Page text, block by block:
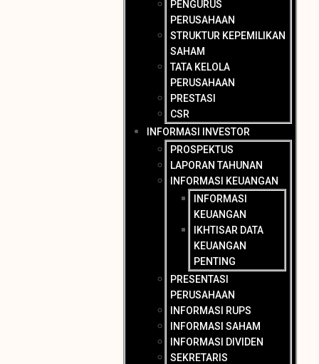
PENGURUS
PERUSAHAAN
STRUKTUR KEPEMILIKAN
SAHAM
TATA KELOLA
PERUSAHAAN
PRESTASI
CSR
INFORMASI INVESTOR
PROSPEKTUS
LAPORAN TAHUNAN
INFORMASI KEUANGAN
INFORMASI
KEUANGAN
IKHTISAR DATA
KEUANGAN
PENTING
PRESENTASI
PERUSAHAAN
INFORMASI RUPS
INFORMASI SAHAM
INFORMASI DIVIDEN
SEKRETARIS